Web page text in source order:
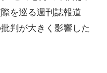
を巡る週刊誌報道
判が大きく影響した